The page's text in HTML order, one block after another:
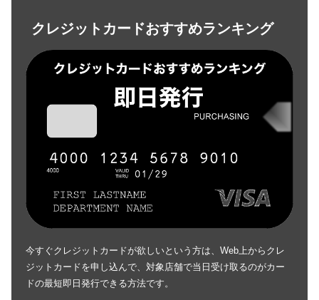
クレジットカードおすすめランキング
今すぐクレジットカードが欲しいという方は、Web上からクレ
ジットカードを申し込んで、対象店舗で当日受け取るのがカー
ドの最短即日発行できる方法です。